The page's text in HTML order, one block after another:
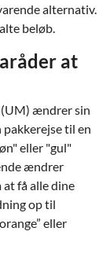
alternativ.
beløb.
at
(UM) ændrer sin
til en
eller "gul"
ændrer
få alle dine
op til
eller